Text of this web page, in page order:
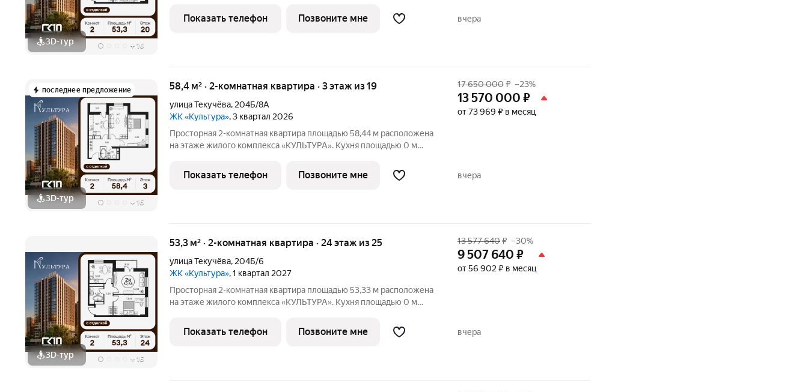
3D-тур + 16
жилые комнаты общей площадью 13,45/14,03 м обеспечивают
комфортное
Показать телефон Позвоните мне вчера
последнее предложение
3D-тур + 16
58,4 м² · 2-комнатная квартира · 3 этаж из 19
улица Текучёва, 204Б/8А
ЖК «Культура», 3 квартал 2026
Просторная 2-комнатная квартира площадью 58,44 м расположена
на этаже жилого комплекса «КУЛЬТУРА». Кухня площадью 0 м
жилые комнаты общей площадью 14,24/15,41 м обеспечивают
комфортное
17 650 000₽ –23%
13 570 000 ₽
от 73 969 ₽ в месяц
Показать телефон Позвоните мне вчера
3D-тур + 16
53,3 м² · 2-комнатная квартира · 24 этаж из 25
улица Текучёва, 204Б/6
ЖК «Культура», 1 квартал 2027
Просторная 2-комнатная квартира площадью 53,33 м расположена
на этаже жилого комплекса «КУЛЬТУРА». Кухня площадью 0 м
жилые комнаты общей площадью 13,45/14,03 м обеспечивают
комфортное
13 577 640₽ –30%
9 507 640 ₽
от 56 902 ₽ в месяц
Показать телефон Позвоните мне вчера